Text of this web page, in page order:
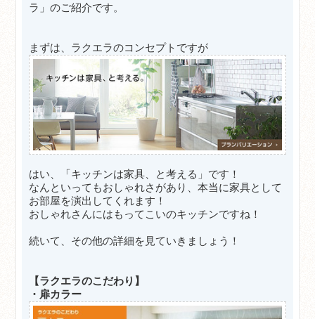
ラ」のご紹介です。
まずは、ラクエラのコンセプトですが
はい、「キッチンは家具、と考える」です！
なんといってもおしゃれさがあり、本当に家具として
お部屋を演出してくれます！
おしゃれさんにはもってこいのキッチンですね！
続いて、その他の詳細を見ていきましょう！
【ラクエラのこだわり】
・扉カラー